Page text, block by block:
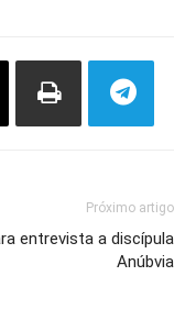
Próximo artigo
entrevista a discípula
Anúbvia